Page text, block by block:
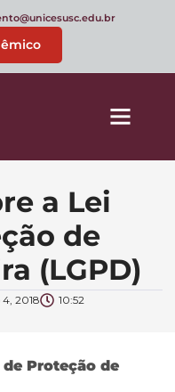
a Lei
de
(LGPD)
2018 10:52
Proteção de